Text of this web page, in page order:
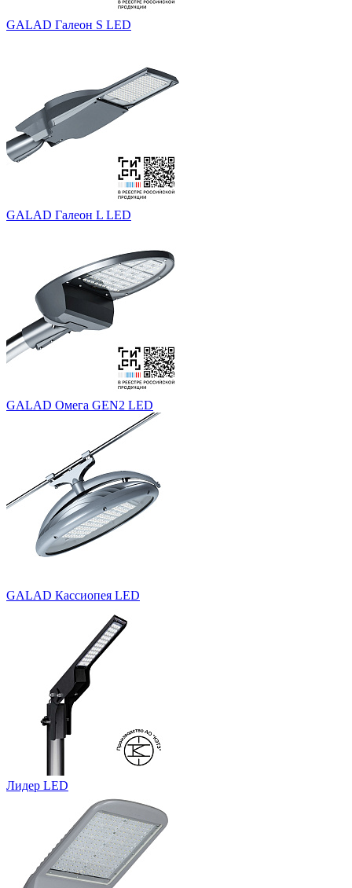
GALAD Галеон S LED
GALAD Галеон L LED
GALAD Омега GEN2 LED
GALAD Кассиопея LED
Лидер LED